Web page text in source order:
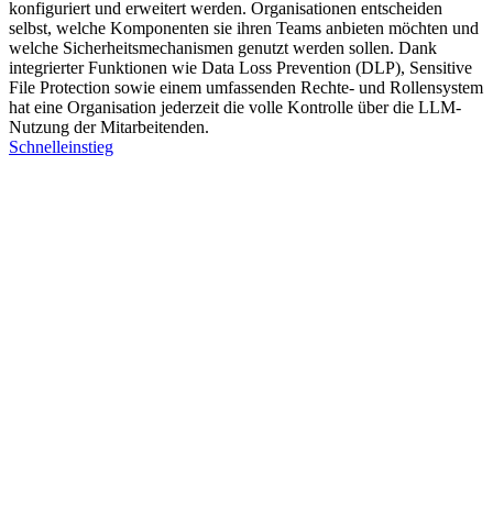
konfiguriert und erweitert werden. Organisationen entscheiden
selbst, welche Komponenten sie ihren Teams anbieten möchten und
welche Sicherheitsmechanismen genutzt werden sollen. Dank
integrierter Funktionen wie Data Loss Prevention (DLP), Sensitive
File Protection sowie einem umfassenden Rechte- und Rollensystem
hat eine Organisation jederzeit die volle Kontrolle über die LLM-
Nutzung der Mitarbeitenden.
Schnelleinstieg